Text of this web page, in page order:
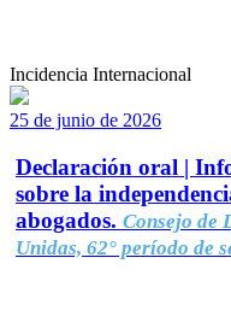
Incidencia Internacional
25 de junio de 2026
Declaración oral |
sobre la
abogados. Consejo de
Unidas, 62° período de